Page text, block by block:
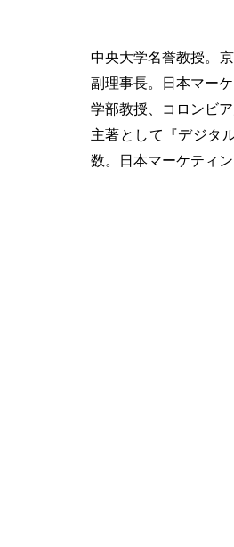
中央大学名誉教授。
副理事長。日本マー
学部教授、コロンビ
主著として『デジタ
数。日本マーケティ